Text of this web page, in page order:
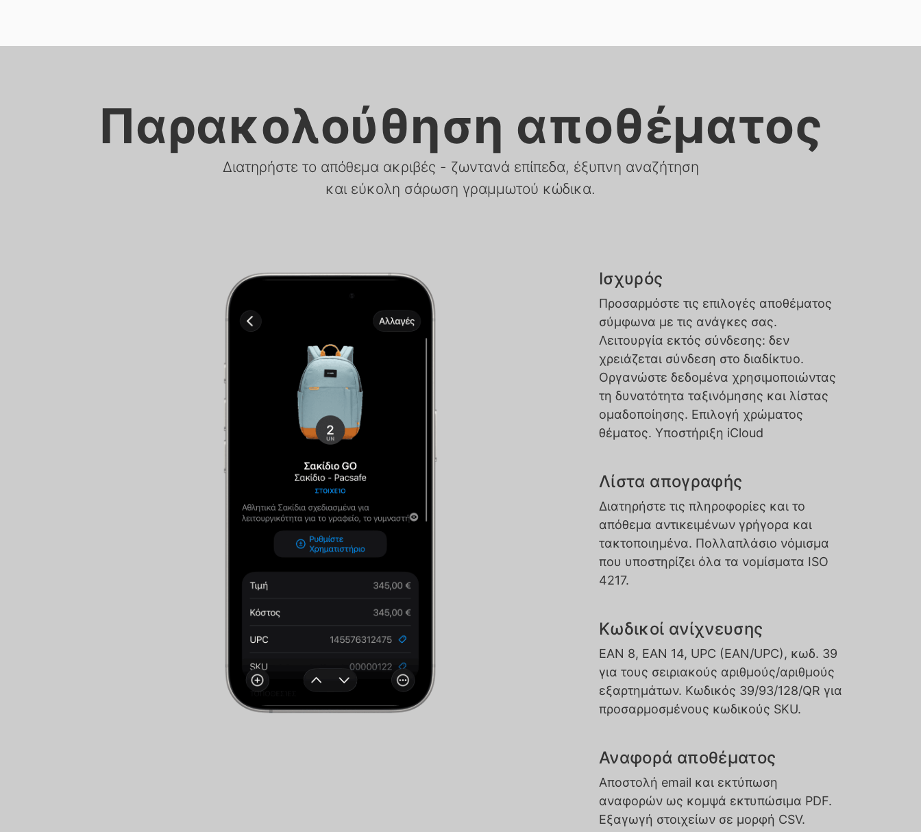
Παρακολούθηση αποθέματος
Διατηρήστε το απόθεμα ακριβές - ζωντανά επίπεδα, έξυπνη αναζήτηση
και εύκολη σάρωση γραμμωτού κώδικα.
Ισχυρός
Προσαρμόστε τις επιλογές αποθέματος
σύμφωνα με τις ανάγκες σας.
Λειτουργία εκτός σύνδεσης: δεν
χρειάζεται σύνδεση στο διαδίκτυο.
Οργανώστε δεδομένα χρησιμοποιώντας
τη δυνατότητα ταξινόμησης και λίστας
ομαδοποίησης. Επιλογή χρώματος
θέματος. Υποστήριξη iCloud
Λίστα απογραφής
Διατηρήστε τις πληροφορίες και το
απόθεμα αντικειμένων γρήγορα και
τακτοποιημένα. Πολλαπλάσιο νόμισμα
που υποστηρίζει όλα τα νομίσματα ISO
4217.
Κωδικοί ανίχνευσης
EAN 8, EAN 14, UPC (EAN/UPC), κωδ. 39
για τους σειριακούς αριθμούς/αριθμούς
εξαρτημάτων. Κωδικός 39/93/128/QR για
προσαρμοσμένους κωδικούς SKU.
Αναφορά αποθέματος
Αποστολή email και εκτύπωση
αναφορών ως κομψά εκτυπώσιμα PDF.
Εξαγωγή στοιχείων σε μορφή CSV.